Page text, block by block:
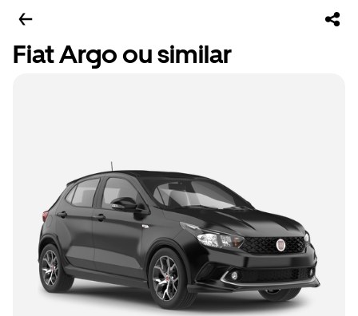
Fiat Argo ou similar